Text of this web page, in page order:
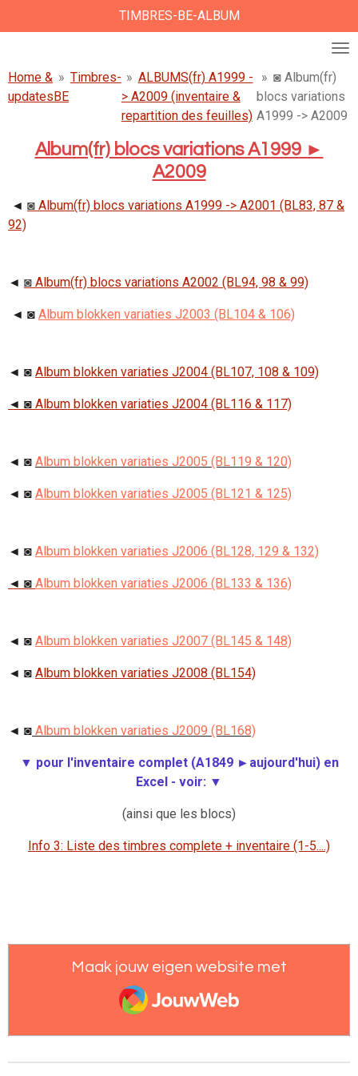
direct
de
hoofdinhoud
TIMBRES-BE-ALBUM
Home &
updates
» Timbres-
BE
» ALBUMS(fr) A1999 -
> A2009 (inventaire &
repartition des feuilles)
» ◙ Album(fr)
blocs variations
A1999 -> A2009
Album(fr) blocs variations A1999 ►
A2009
◄ ◙ Album(fr) blocs variations A1999 -> A2001 (BL83, 87 &
92)
◄ ◙ Album(fr) blocs variations A2002 (BL94, 98 & 99)
◄ ◙ Album blokken variaties J2003 (BL104 & 106)
◄ ◙ Album blokken variaties J2004 (BL107, 108 & 109)
◄ ◙ Album blokken variaties J2004 (BL116 & 117)
◄ ◙ Album blokken variaties J2005 (BL119 & 120)
◄ ◙ Album blokken variaties J2005 (BL121 & 125)
◄ ◙ Album blokken variaties J2006 (BL128, 129 & 132)
◄ ◙ Album blokken variaties J2006 (BL133 & 136)
◄ ◙ Album blokken variaties J2007 (BL145 & 148)
◄ ◙ Album blokken variaties J2008 (BL154)
◄ ◙ Album blokken variaties J2009 (BL168)
▼ pour l'inventaire complet (A1849 ►aujourd'hui) en
Excel - voir: ▼
(ainsi que les blocs)
Info 3: Liste des timbres complete + inventaire (1-5....)
Maak jouw eigen website met
JouwWeb